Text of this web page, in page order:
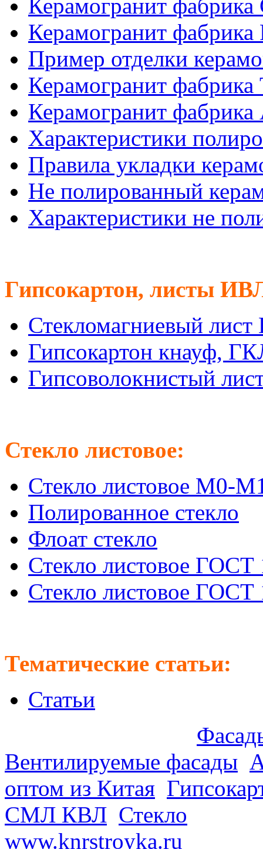
Керамогранит
Керамогранит
Пример отделки
Керамогранит
Керамогранит
Характеристики
Правила укладки
Не полированный
Характеристики не
Гипсокартон, листы
Стекломагниевый
Гипсокартон кнауф,
Гипсоволокнистый
Стекло листовое:
Стекло листовое М0-
Полированное стекло
Флоат стекло
Стекло листовое ГОСТ
Стекло листовое ГОСТ
Тематические статьи:
Статьи
Вентилируемые фасады
оптом из Китая
СМЛ КВЛ Стекло
www.knrstroyka.ru